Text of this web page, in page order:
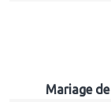
Mariage